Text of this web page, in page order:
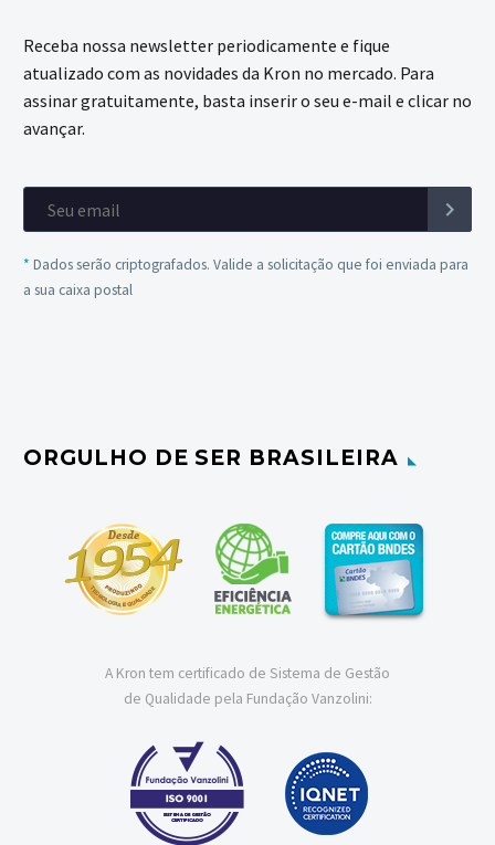
Receba nossa newsletter periodicamente e fique
atualizado com as novidades da Kron no mercado. Para
assinar gratuitamente, basta inserir o seu e-mail e clicar no
avançar.
* Dados serão criptografados. Valide a solicitação que foi enviada para
a sua caixa postal
ORGULHO DE SER BRASILEIRA
A Kron tem certificado de Sistema de Gestão
de Qualidade pela Fundação Vanzolini: